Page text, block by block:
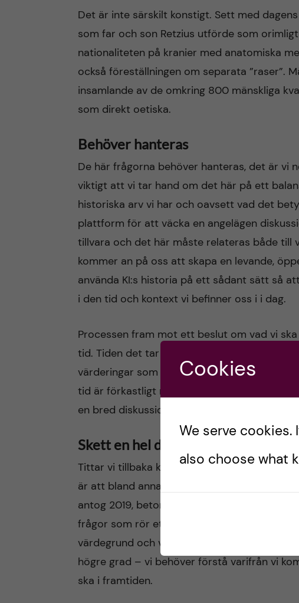
Det är inte särskilt konstigt. Sett med
som far och son Retzius utförde som
nationaliteten på kranier med anatomiska
också föreställningen om separata ”raser”.
insamlande av de omkring 800 mänskliga
som direkt oetiska.
Behöver hanteras
De här frågorna behöver hanteras, det är vi
viktigt att vi tar hand om det här på ett
historiska arv vi har och oavsett vad det
plattform för att väcka en angelägen
tillvara och det här måste relateras både till
kommer an på oss att skapa en levande,
använda KI:s historia på ett sådant sätt så
i den tid och kontext vi befinner oss i i dag.
Processen fram mot ett beslut om vad vi
tid. Tiden det tar ger oss ett värdefullt
värderingar som ska genomsyra vår
tid är förkastligt men ger oss samtidigt en
en bred diskussion om vår värdegrund.
Skett en hel del
Tittar vi tillbaka kan vi konstatera att det
är att bland annat
antog 2019, betonas KI:s roll och ansvar när
frågor som rör etik och historia lyfts fram.
värdegrund och vision. I strategin betonar
högre grad – vi behöver förstå varifrån vi
ska i framtiden.
Cookies
We serve cookies.
also choose what